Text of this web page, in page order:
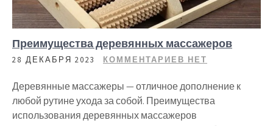
Преимущества деревянных массажеров
28 ДЕКАБРЯ 2023 КОММЕНТАРИЕВ НЕТ
Деревянные массажеры — отличное дополнение к
любой рутине ухода за собой. Преимущества
использования деревянных массажеров